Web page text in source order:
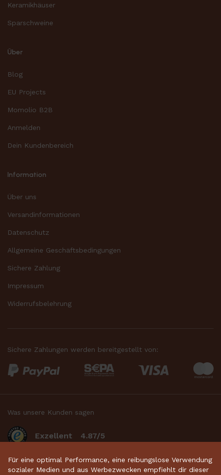
Keramikhäuser
Sparschweine
Über
Blog
EU Projects
Momolio B2B
Anmelden
Dein Kundenbereich
Information
Über uns
Versandinformationen
Datenschutz
Allgemeine Geschäftsbedingungen
Sichere Zahlung
Impressum
Widerrufsbelehrung
Sichere Zahlungen werden bereitgestellt von:
Was unsere Kunden sagen
Exzellent 4.87/5
basierend auf 2634bewertungen.
Für eine optimal Performance, eine reibungslose Verwendung
sozialer Medien und aus Werbezwecken empfiehlt dir dieser